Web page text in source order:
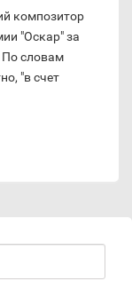
композитор
"Оскар" за
По словам
"в счет